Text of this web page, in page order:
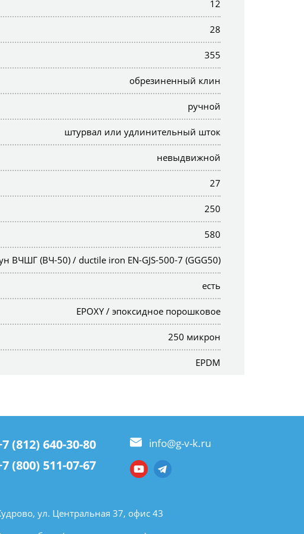
12
28
355
обрезиненный клин
ручной
штурвал или удлинительный шток
невыдвижной
27
250
580
ВЧШГ (ВЧ-50) / ductile iron EN-GJS-500-7 (GGG50)
есть
EPOXY / эпоксидное порошковое
250 микрон
EPDM
(812) 640-30-80
(800) 511-07-67
info@g-v-k.ru
ул. Центральная 37, офис 43